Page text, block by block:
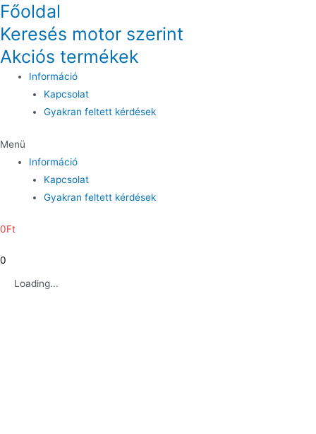
Főoldal
Keresés motor szerint
Akciós termékek
Információ
Kapcsolat
Gyakran feltett kérdések
Menü
Információ
Kapcsolat
Gyakran feltett kérdések
0Ft
0
Loading...